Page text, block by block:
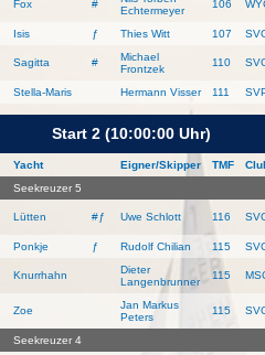
Fox #
Echtermeyer
106
Isis ƒ Thies Witt 107
Sagitta #
Michael
Frontzek
110
Stella-Maris Hermann Visser 111
Start 2 (10:00:00 Uhr)
Yacht Eigner/Skipper TMF
Seekreuzer 5
Lütten #ƒ Uwe Schlott 116
Ponkje ƒ Rudolf Chilian 115
Knurrhahn
Dieter
Langenbrunner
115
Zoe
Jan Markus
Peters
115
Seekreuzer 4